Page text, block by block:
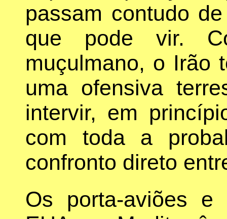
passam contudo
que pode vir.
muçulmano, o Irão
uma ofensiva
intervir, em
com toda a
confronto direto
Os porta-aviões